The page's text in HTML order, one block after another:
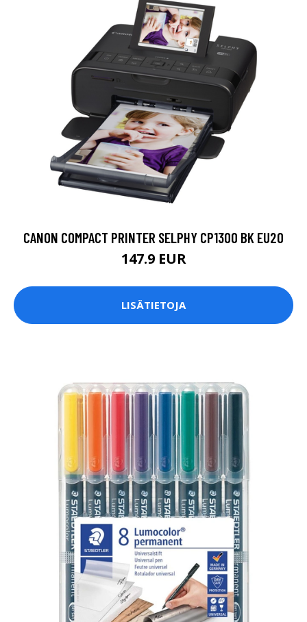
CANON COMPACT PRINTER SELPHY CP1300 BK EU20
147.9 EUR
LISÄTIETOJA